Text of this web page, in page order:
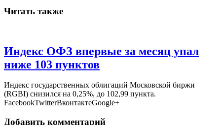
Читать также
Индекс ОФЗ впервые за месяц упал
ниже 103 пунктов
Индекс государственных облигаций Московской биржи
(RGBI) снизился на 0,25%, до 102,99 пункта.
FacebookTwitterВконтактеGoogle+
Добавить комментарий